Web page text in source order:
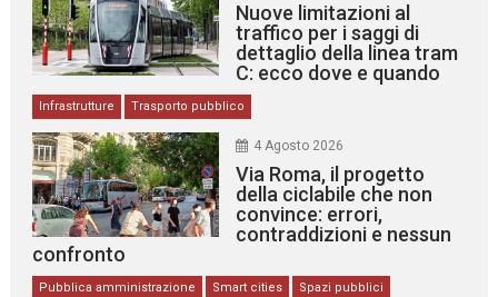
Nuove limitazioni al
traffico per i saggi di
dettaglio della linea tram
C: ecco dove e quando
Infrastrutture Trasporto pubblico
4 Agosto 2026
Via Roma, il progetto
della ciclabile che non
convince: errori,
contraddizioni e nessun
confronto
Pubblica amministrazione Smart cities Spazi pubblici